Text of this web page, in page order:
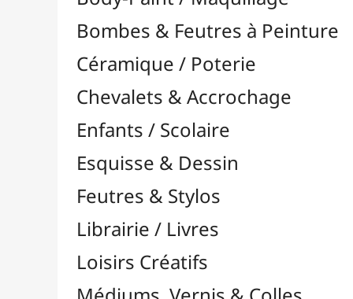
Feutres & Stylos
Librairie / Livres
Loisirs Créatifs
Médiums, Vernis & Colles
Modelage / Sculpture
Peintures / Couleurs
Accessoires
Colour Shapers
Couteaux à Peindre
Éponges
Lampes UV
Mannequins